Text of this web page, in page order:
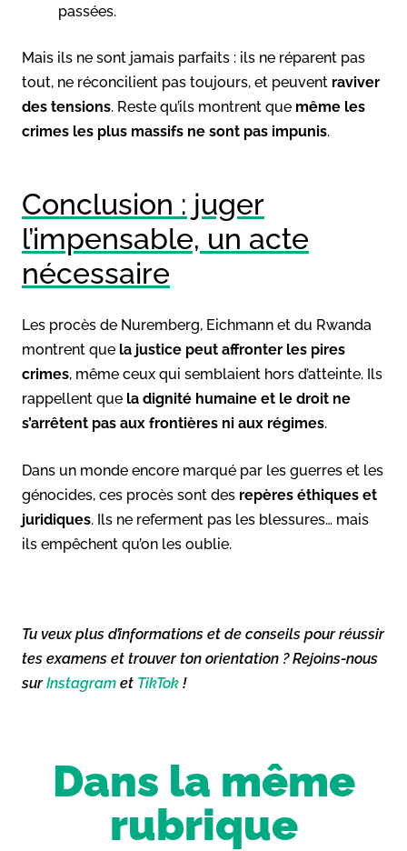
passées.
Mais ils ne sont jamais parfaits : ils ne réparent pas
tout, ne réconcilient pas toujours, et peuvent raviver
des tensions. Reste qu’ils montrent que même les
crimes les plus massifs ne sont pas impunis.
Conclusion : juger
l’impensable, un acte
nécessaire
Les procès de Nuremberg, Eichmann et du Rwanda
montrent que la justice peut affronter les pires
crimes, même ceux qui semblaient hors d’atteinte. Ils
rappellent que la dignité humaine et le droit ne
s’arrêtent pas aux frontières ni aux régimes.
Dans un monde encore marqué par les guerres et les
génocides, ces procès sont des repères éthiques et
juridiques. Ils ne referment pas les blessures… mais
ils empêchent qu’on les oublie.
Tu veux plus d’informations et de conseils pour réussir
tes examens et trouver ton orientation ? Rejoins-nous
surInstagram et TikTok !
Dans la même
rubrique